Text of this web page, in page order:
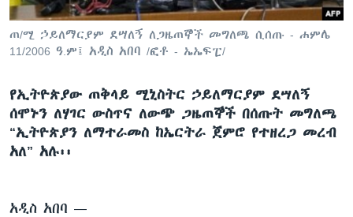
ቋንቋዎች
ጠ/ሚ ኃይለማርያም ደሣለኝ ለጋዜጠኞች መግለጫ ሲሰጡ - ሐምሌ
11/2006 ዓ.ም፤ አዲስ አበባ /ፎቶ - ኤኤፍፒ/
የኢትዮጵያው ጠቅላይ ሚኒስትር ኃይለማርያም ደሣለኝ
ሰሞኑን ለሃገር ውስጥና ለውጭ ጋዜጠኞች በሰጡት መግለጫ
“ኢትዮጵያን ለማተራመስ ከኤርትራ ጀምሮ የተዘረጋ መረብ
አለ” አሉ፡፡
አዲስ አበባ —